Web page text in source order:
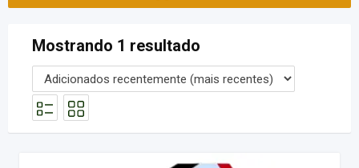
Mostrando 1 resultado